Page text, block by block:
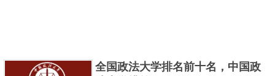
全国政法大学排名前十名，中国政